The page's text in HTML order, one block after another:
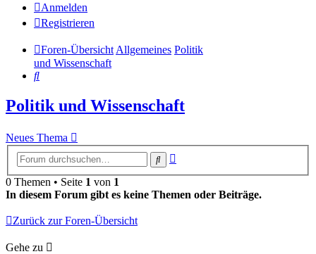
Anmelden
Registrieren
Foren-ÜbersichtAllgemeines Politik
und Wissenschaft
Suche
Politik und Wissenschaft
Neues Thema
Suche
0 Themen • Seite 1 von 1
In diesem Forum gibt es keine Themen oder Beiträge.
Zurück zur Foren-Übersicht
Gehe zu